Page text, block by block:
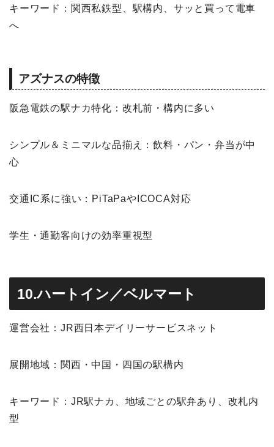
キーワード：関西私鉄型、駅構内、サッと買って電車
へ
アズナスの特徴
阪急電鉄の駅ナカ特化：改札前・構内に多い
シンプル＆ミニマルな品揃え：飲料・パン・弁当が中
心
交通IC系に強い：PiTaPaやICOCA対応
学生・通勤客向けの効率重視型
10.ハートイン／ベルマート
運営会社：JR西日本デイリーサービスネット
展開地域：関西・中国・四国の駅構内
キーワード：JR駅ナカ、地域ごとの駅弁あり、改札内
型